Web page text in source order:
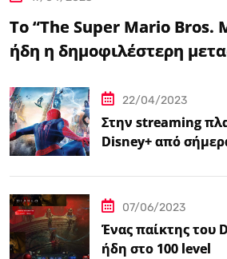
Το “The Super Mario Bros.
ήδη η δημοφιλέστερη
22/04/2023
Στην streaming
Disney+ από
07/06/2023
Ένας παίκτης του
ήδη στο 100 level